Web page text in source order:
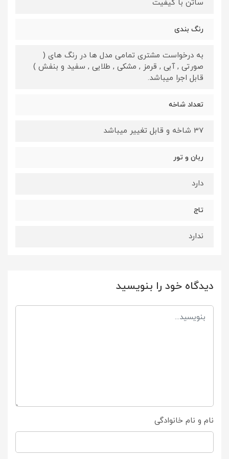
ساتن با کیفیت
رنگ بندی
به درخواست مشتری تمامی مدل ها در رنگ های (
صورتی , آبی , قرمز , مشکی , طلایی , سفید و بنفش )
قابل اجرا میباشد.
تعداد شاخه
37 شاخه و قابل تغییر میباشد
ربان و تور
دارد
تاج
ندارد
دیدگاه خود را بنویسید
نام و نام خانوادگی